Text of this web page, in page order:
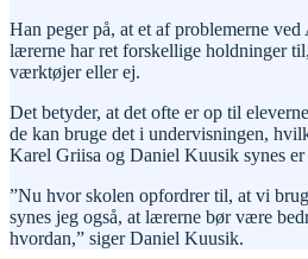
Han peger på, at et af problemerne
lærerne har ret forskellige holdninger
værktøjer eller ej.
Det betyder, at det ofte er op til
de kan bruge det i undervisningen,
Karel Griisa og Daniel Kuusik synes er
”Nu hvor skolen opfordrer til, at vi
synes jeg også, at lærerne bør være
hvordan,” siger Daniel Kuusik.